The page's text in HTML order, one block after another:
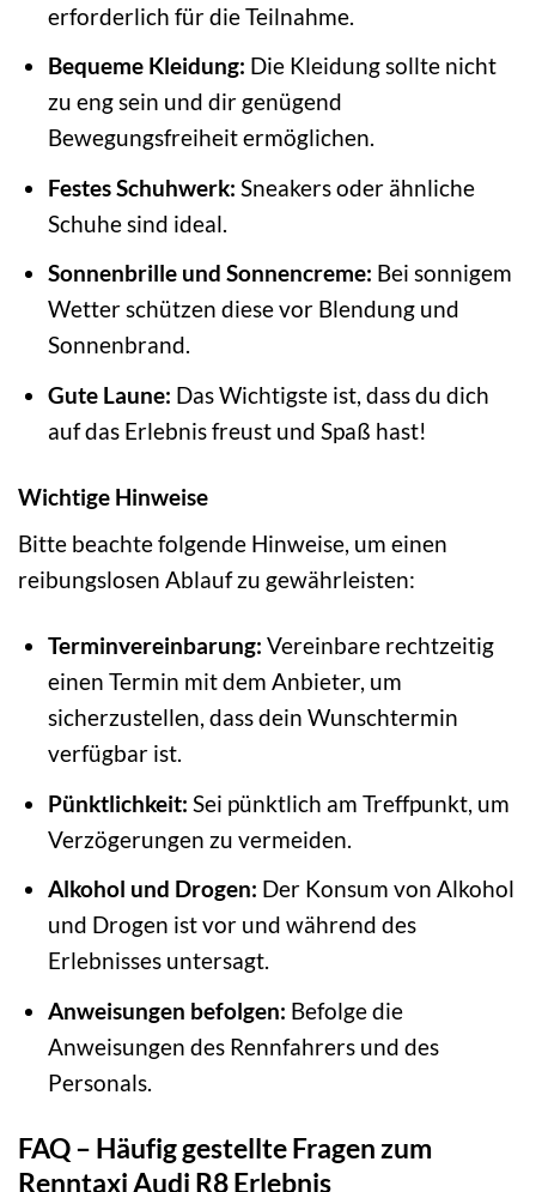
erforderlich für die Teilnahme.
Bequeme Kleidung: Die Kleidung sollte nicht
zu eng sein und dir genügend
Bewegungsfreiheit ermöglichen.
Festes Schuhwerk: Sneakers oder ähnliche
Schuhe sind ideal.
Sonnenbrille und Sonnencreme: Bei sonnigem
Wetter schützen diese vor Blendung und
Sonnenbrand.
Gute Laune: Das Wichtigste ist, dass du dich
auf das Erlebnis freust und Spaß hast!
Wichtige Hinweise
Bitte beachte folgende Hinweise, um einen
reibungslosen Ablauf zu gewährleisten:
Terminvereinbarung: Vereinbare rechtzeitig
einen Termin mit dem Anbieter, um
sicherzustellen, dass dein Wunschtermin
verfügbar ist.
Pünktlichkeit: Sei pünktlich am Treffpunkt, um
Verzögerungen zu vermeiden.
Alkohol und Drogen: Der Konsum von Alkohol
und Drogen ist vor und während des
Erlebnisses untersagt.
Anweisungen befolgen: Befolge die
Anweisungen des Rennfahrers und des
Personals.
FAQ – Häufig gestellte Fragen zum
Renntaxi Audi R8 Erlebnis